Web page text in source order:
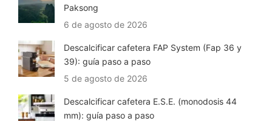
Paksong
6 de agosto de 2026
Descalcificar cafetera FAP System (Fap 36 y
39): guía paso a paso
5 de agosto de 2026
Descalcificar cafetera E.S.E. (monodosis 44
mm): guía paso a paso